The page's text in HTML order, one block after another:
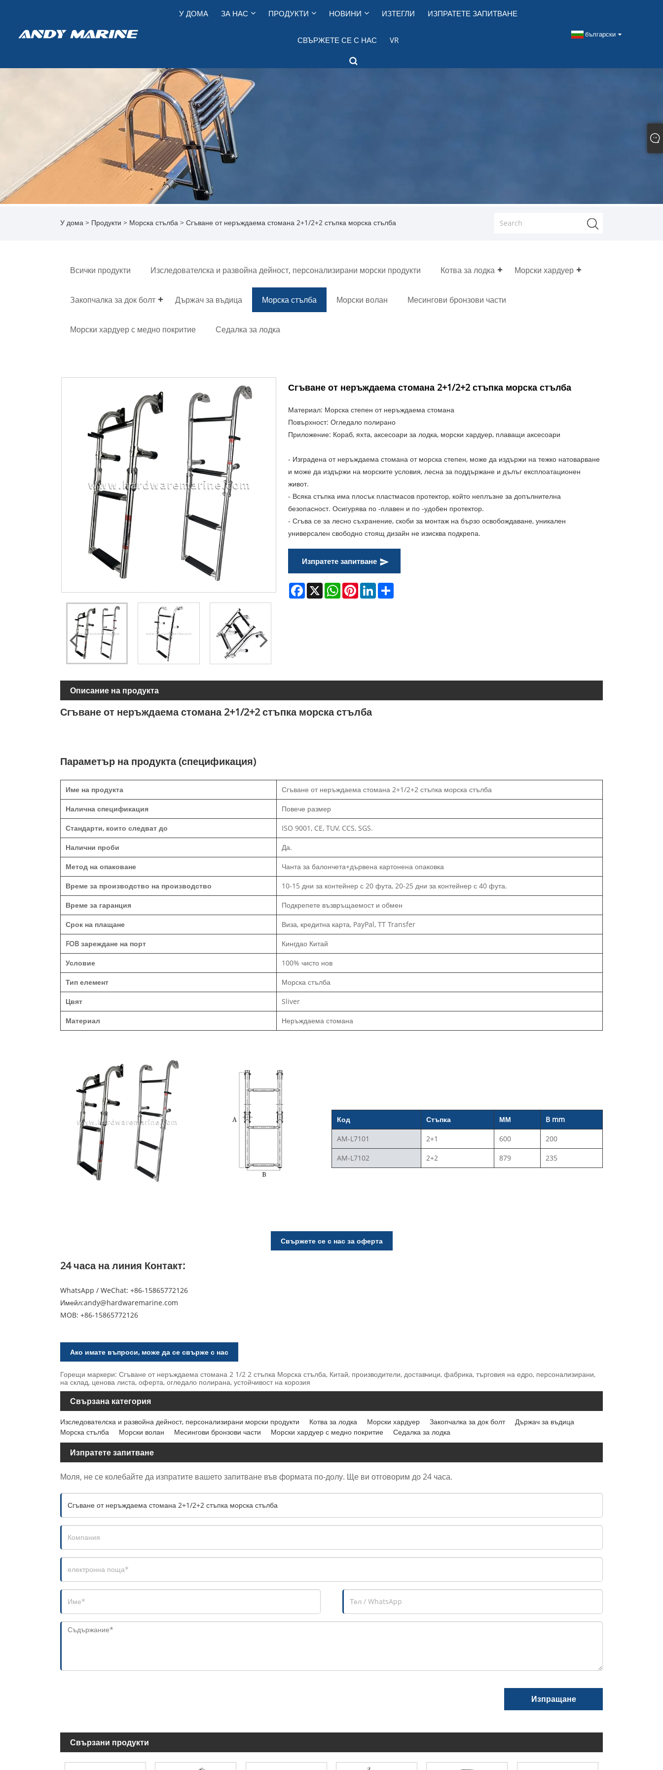
У ДОМА ЗА НАС ПРОДУКТИ НОВИНИ ИЗТЕГЛИ ИЗПРАТЕТЕ ЗАПИТВАНЕ
СВЪРЖЕТЕ СЕ С НАС VR
български
У дома > Продукти > Морска стълба > Сгъване от неръждаема стомана 2+1/2+2 стъпка морска стълба
Всички продукти Изследователска и развойна дейност, персонализирани морски продукти Котва за лодка Морски хардуер
Закопчалка за док болт Държач за въдица Морска стълба Морски волан Месингови бронзови части
Морски хардуер с медно покритие Седалка за лодка
Сгъване от неръждаема стомана 2+1/2+2 стъпка морска стълба
Материал: Морска степен от неръждаема стомана
Повърхност: Огледало полирано
Приложение: Кораб, яхта, аксесоари за лодка, морски хардуер, плаващи аксесоари
- Изградена от неръждаема стомана от морска степен, може да издържи на тежко натоварване
и може да издържи на морските условия, лесна за поддържане и дълъг експлоатационен
живот.
- Всяка стъпка има плосък пластмасов протектор, който неплъзне за допълнителна
безопасност. Осигурява по -плавен и по -удобен протектор.
- Сгъва се за лесно съхранение, скоби за монтаж на бързо освобождаване, уникален
универсален свободно стоящ дизайн не изисква подкрепа.
Изпратете запитване
Facebook
X WhatsAppPinterestLinkedIn
Описание на продукта
Сгъване от неръждаема стомана 2+1/2+2 стъпка морска стълба
Параметър на продукта (спецификация)
Име на продукта Сгъване от неръждаема стомана 2+1/2+2 стъпка морска стълба
Налична спецификация Повече размер
Стандарти, които следват до ISO 9001, CE, TUV, CCS, SGS.
Налични проби Да.
Метод на опаковане Чанта за балончета+дървена картонена опаковка
Време за производство на производство 10-15 дни за контейнер с 20 фута, 20-25 дни за контейнер с 40 фута.
Време за гаранция Подкрепете възвръщаемост и обмен
Срок на плащане Виза, кредитна карта, PayPal, TT Transfer
FOB зареждане на порт Кингдао Китай
Условие 100% чисто нов
Тип елемент Морска стълба
Цвят Sliver
Материал Неръждаема стомана
Код Стъпка ММ B mm
AM-L7101 2+1 600 200
AM-L7102 2+2 879 235
Свържете се с нас за оферта
24 часа на линия Контакт:
WhatsApp / WeChat: +86-15865772126
Имейл:andy@hardwaremarine.com
MOB: +86-15865772126
Ако имате въпроси, може да се свърже с нас
Горещи маркери: Сгъване от неръждаема стомана 2 1/2 2 стъпка Морска стълба, Китай, производители, доставчици, фабрика, търговия на едро, персонализирани,
на склад, ценова листа, оферта, огледало полирана, устойчивост на корозия
Свързана категория
Изследователска и развойна дейност, персонализирани морски продукти Котва за лодка Морски хардуер Закопчалка за док болт
Държач за въдица
Морска стълба
Морски волан Месингови бронзови части Морски хардуер с медно покритие Седалка за лодка
Изпратете запитване
Моля, не се колебайте да изпратите вашето запитване във формата по-долу. Ще ви отговорим до 24 часа.
Изпращане
Свързани продукти